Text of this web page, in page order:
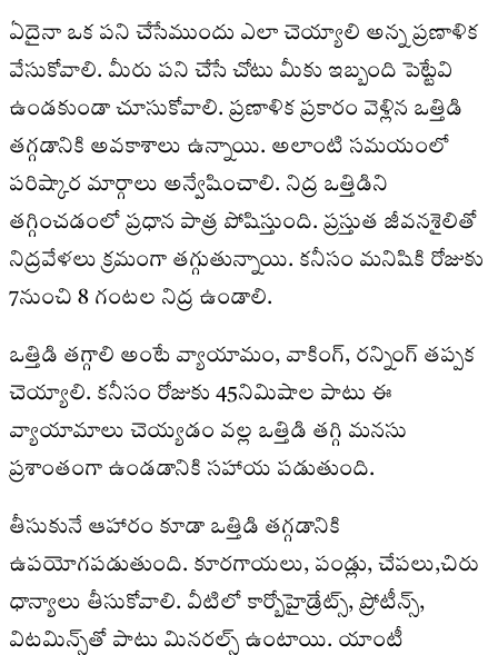
ఏదైనా ఒక పని చేసేముందు ఎలా చెయ్యాలి అన్న ప్రణాళిక
వేసుకోవాలి. మీరు పని చేసే చోటు మీకు ఇబ్బంది పెట్టేవి
ఉండకుండా చూసుకోవాలి. ప్రణాళిక ప్రకారం వెళ్లిన ఒత్తిడి
తగ్గడానికి అవకాశాలు ఉన్నాయి. అలాంటి సమయంలో
పరిష్కార మార్గాలు అన్వేషించాలి. నిద్ర ఒత్తిడిని
తగ్గించడంలో ప్రధాన పాత్ర పోషిస్తుంది. ప్రస్తుత జీవనశైలితో
నిద్రవేళలు క్రమంగా తగ్గుతున్నాయి. కనీసం మనిషికి రోజుకు
7నుంచి 8 గంటల నిద్ర ఉండాలి.
ఒత్తిడి తగ్గాలి అంటే వ్యాయామం, వాకింగ్, రన్నింగ్ తప్పక
చెయ్యాలి. కనీసం రోజుకు 45నిమిషాల పాటు ఈ
వ్యాయామాలు చెయ్యడం వల్ల ఒత్తిడి తగ్గి మనసు
ప్రశాంతంగా ఉండడానికి సహాయ పడుతుంది.
తీసుకునే ఆహారం కూడా ఒత్తిడి తగ్గడానికి
ఉపయోగపడుతుంది. కూరగాయలు, పండ్లు, చేపలు,చిరు
ధాన్యాలు తీసుకోవాలి. వీటిలో కార్బోహైడ్రేట్స్, ప్రోటీన్స్,
విటమిన్స్‌తో పాటు మినరల్స్ ఉంటాయి. యాంటీ